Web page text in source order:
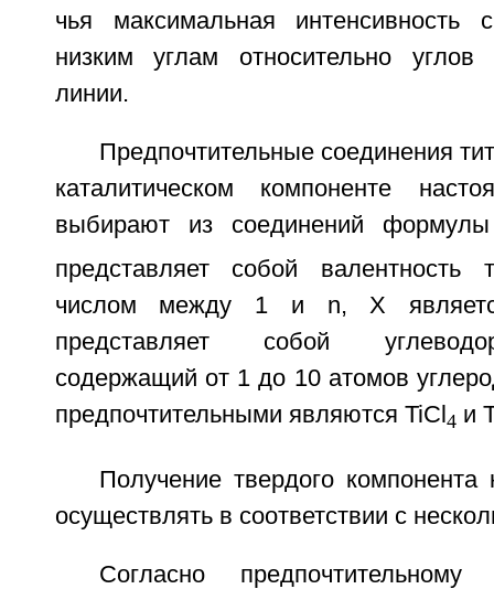
чья максимальная интенсивность
низким углам относительно углов
линии.
Предпочтительные соединения
каталитическом компоненте
выбирают из соединений
представляет собой валентность
числом между 1 и n, X
представляет собой
содержащий от 1 до 10 атомов
предпочтительными являются TiCl 4 и
Получение твердого компонента
осуществлять в соответствии с
Согласно